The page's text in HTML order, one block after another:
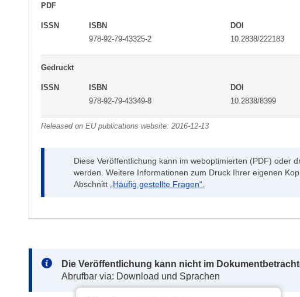
PDF
ISSN
ISBN
978-92-79-43325-2
DOI
10.2838/222183
Gedruckt
ISSN
ISBN
978-92-79-43349-8
DOI
10.2838/8399
Released on EU publications website: 2016-12-13
Diese Veröffentlichung kann im weboptimierten (PDF) oder
werden. Weitere Informationen zum Druck Ihrer eigenen
Abschnitt
„Häufig gestellte Fragen“.
Note:
Die Veröffentlichung kann nicht im
Abrufbar via: Download und Sprachen